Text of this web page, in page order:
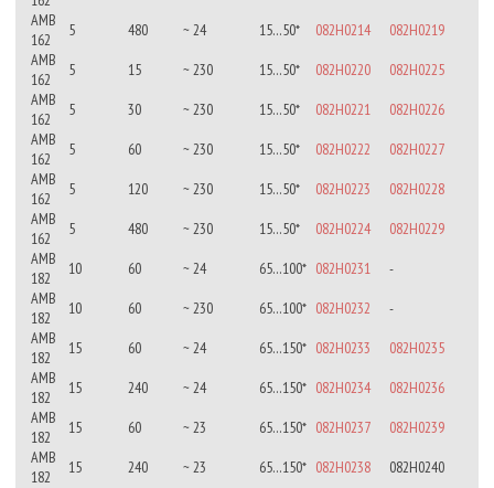
AMB
162
5 480 ~ 24 15…50* 082H0214
082H0219
AMB
162
5 15 ~ 230 15…50* 082H0220
082H0225
AMB
162
5 30 ~ 230 15…50* 082H0221
082H0226
AMB
162
5 60 ~ 230 15…50* 082H0222
082H0227
AMB
162
5 120 ~ 230 15…50* 082H0223
082H0228
AMB
162
5 480 ~ 230 15…50* 082H0224
082H0229
AMB
182
10 60 ~ 24 65…100* 082H0231
-
AMB
182
10 60 ~ 230 65…100* 082H0232
-
AMB
182
15 60 ~ 24 65…150* 082H0233
082H0235
AMB
182
15 240 ~ 24 65…150* 082H0234
082H0236
AMB
182
15 60 ~ 23 65…150* 082H0237
082H0239
AMB
182
15 240 ~ 23 65…150* 082H0238 082H0240